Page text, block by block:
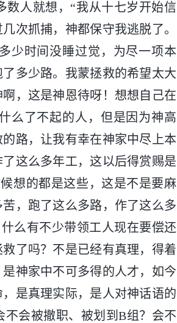
人就想，“我从十七岁开始信
次抓捕，神都保守我逃脱了。
少时间没睡过觉，为尽一项本
多少路。我蒙拯救的希望太大
，这是神恩待呀！想想自己在
么了不起的人，但是因为神高
路，让我有幸在神家中尽上本
这么多年工，这以后得赏赐是
想的都是这些，这是不是要麻
，跑了这么多路，作了这么多
么有不少带领工人现在要偿还
了吗？不是已经有真理，得着
神家中不可多得的人才，如今
是真理实际，是人对神话语的
会被撤职、被划到B组？会不